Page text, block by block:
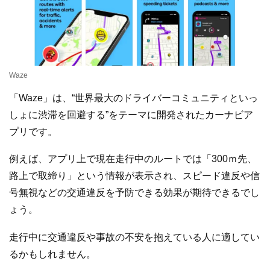
Waze
「Waze」は、“世界最大のドライバーコミュニティといっ
しょに渋滞を回避する”をテーマに開発されたカーナビア
プリです。
例えば、アプリ上で現在走行中のルートでは「300ｍ先、
路上で取締り」という情報が表示され、スピード違反や信
号無視などの交通違反を予防できる効果が期待できるでし
ょう。
走行中に交通違反や事故の不安を抱えている人に適してい
るかもしれません。